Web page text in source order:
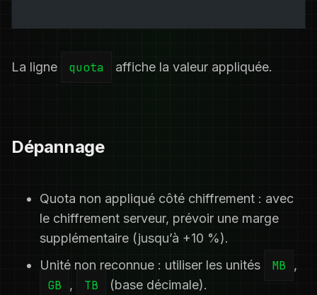
La ligne quota affiche la valeur appliquée.
Dépannage
Quota non appliqué côté chiffrement : avec
le chiffrement serveur, prévoir une marge
supplémentaire (jusqu’à +10 %).
Unité non reconnue : utiliser les unités
MB ,
GB , TB
(base décimale).